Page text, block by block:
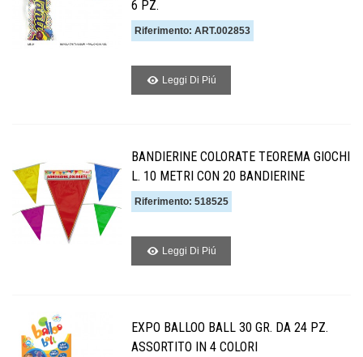
6 PZ.
Riferimento: ART.002853
Leggi Di Piú
BANDIERINE COLORATE TEOREMA GIOCHI
L. 10 METRI CON 20 BANDIERINE
Riferimento: 518525
Leggi Di Piú
EXPO BALLOO BALL 30 GR. DA 24 PZ.
ASSORTITO IN 4 COLORI